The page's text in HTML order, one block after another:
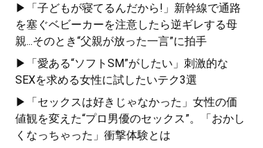
▶「子どもが寝てるんだから!」新幹線で通路
を塞ぐベビーカーを注意したら逆ギレする母
親...そのとき“父親が放った一言”に拍手
▶「愛ある“ソフトSM”がしたい」刺激的な
SEXを求める女性に試したいテク3選
▶「セックスは好きじゃなかった」女性の価
値観を変えた“プロ男優のセックス”。「おかし
くなっちゃった」衝撃体験とは